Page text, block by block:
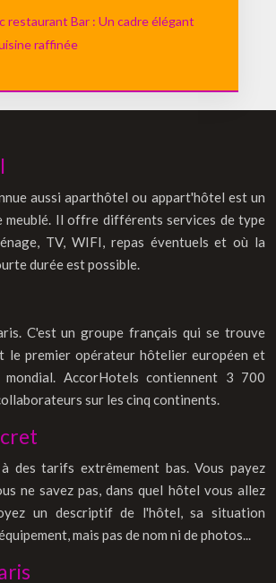
restaurant Bar : Un cadre élégant
raffinée
aussi aparthôtel ou appart'hôtel est un
meublé. Il offre différents services de type
TV, WIFI, repas éventuels et où la
durée est possible.
C'est un groupe français qui se trouve
le premier opérateur hôtelier européen et
mondial. AccorHotels contiennent 3 700
sur les cinq continents.
des tarifs extrêmement bas. Vous payez
ne savez pas, dans quel hôtel vous allez
un descriptif de l'hôtel, sa situation
mais pas de nom ni de photos...